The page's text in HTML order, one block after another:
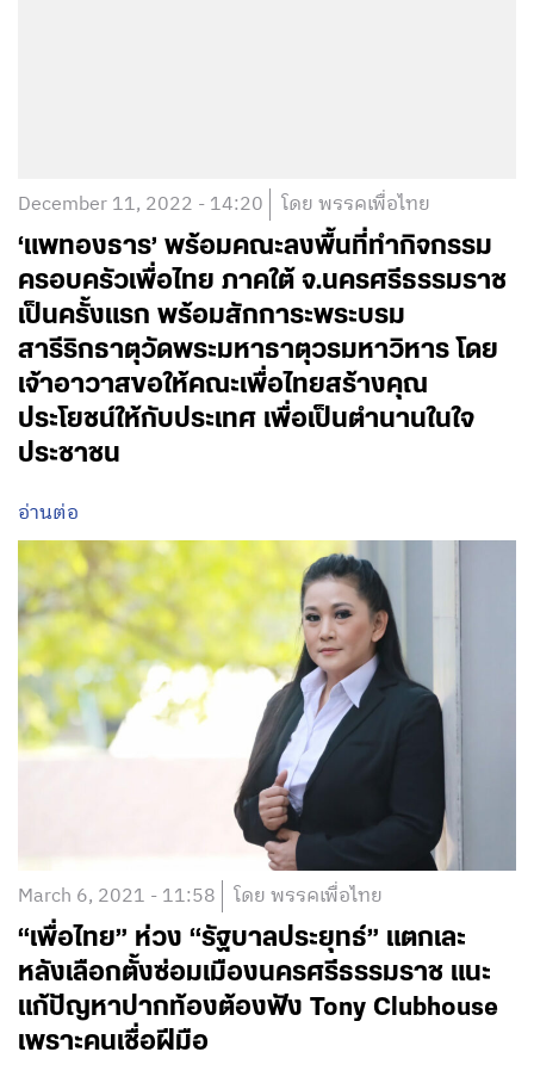
December 11, 2022 - 14:20 โดย พรรคเพื่อไทย
‘แพทองธาร’ พร้อมคณะลงพื้นที่ทำกิจกรรม
ครอบครัวเพื่อไทย ภาคใต้ จ.นครศรีธรรมราช
เป็นครั้งแรก พร้อมสักการะพระบรม
สารีริกธาตุวัดพระมหาธาตุวรมหาวิหาร โดย
เจ้าอาวาสขอให้คณะเพื่อไทยสร้างคุณ
ประโยชน์ให้กับประเทศ เพื่อเป็นตำนานในใจ
ประชาชน
อ่านต่อ
March 6, 2021 - 11:58 โดย พรรคเพื่อไทย
“เพื่อไทย” ห่วง “รัฐบาลประยุทธ์” แตกเละ
หลังเลือกตั้งซ่อมเมืองนครศรีธรรมราช แนะ
แก้ปัญหาปากท้องต้องฟัง Tony Clubhouse
เพราะคนเชื่อฝีมือ